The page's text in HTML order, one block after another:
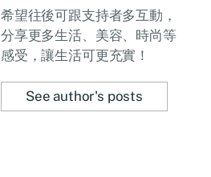
希望往後可跟支持者多互動，
分享更多生活、美容、時尚等
感受，讓生活可更充實！
See author's posts